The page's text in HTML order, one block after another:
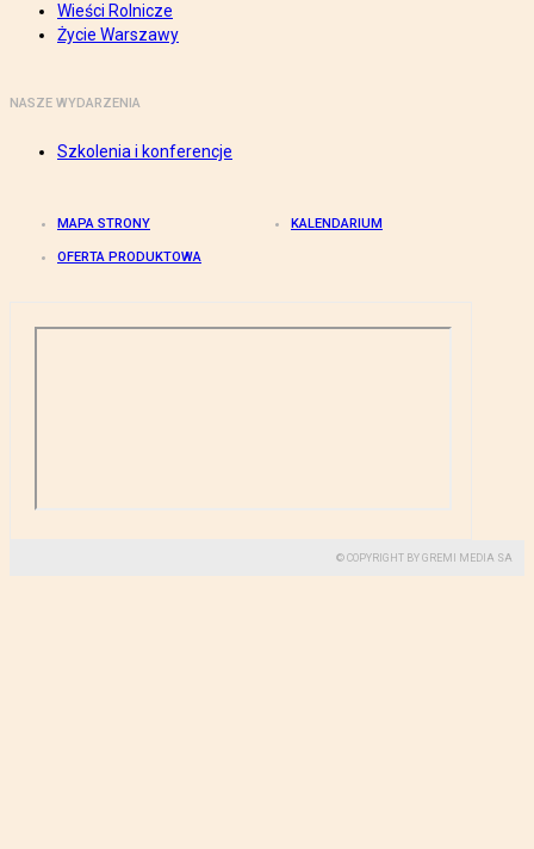
Wieści Rolnicze
Życie Warszawy
NASZE WYDARZENIA
Szkolenia i konferencje
MAPA STRONY KALENDARIUM
OFERTA PRODUKTOWA
© COPYRIGHT BY GREMI MEDIA SA